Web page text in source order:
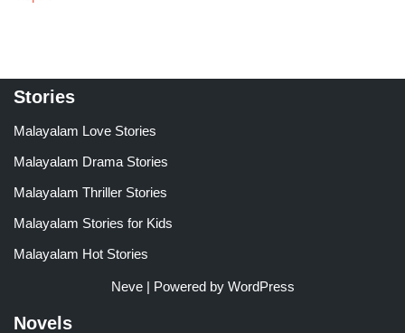
Stories
Malayalam Love Stories
Malayalam Drama Stories
Malayalam Thriller Stories
Malayalam Stories for Kids
Malayalam Hot Stories
Neve| Powered by WordPress
Novels